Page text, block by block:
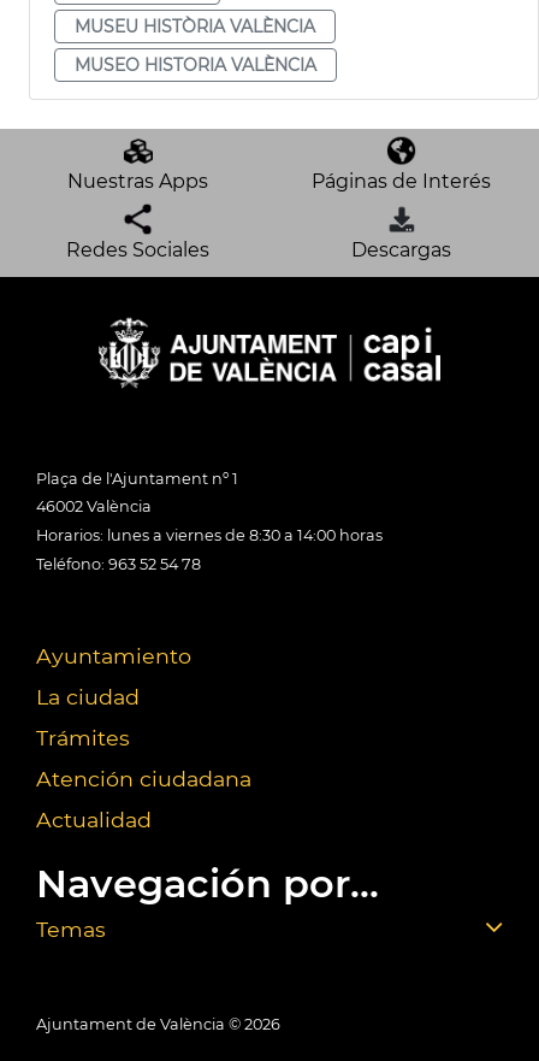
MUSEU HISTÒRIA VALÈNCIA
MUSEO HISTORIA VALÈNCIA
Nuestras Apps Páginas de Interés
Redes Sociales Descargas
Plaça de l'Ajuntament nº 1
46002 València
Horarios: lunes a viernes de 8:30 a 14:00 horas
Teléfono: 963 52 54 78
Ayuntamiento
La ciudad
Trámites
Atención ciudadana
Actualidad
Navegación por...
Temas
Ajuntament de València © 2026